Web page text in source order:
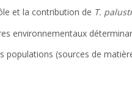
et la contribution de T.
environnementaux
(sources de